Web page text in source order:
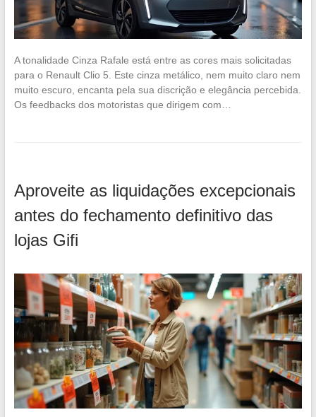
A tonalidade Cinza Rafale está entre as cores mais solicitadas
para o Renault Clio 5. Este cinza metálico, nem muito claro nem
muito escuro, encanta pela sua discrição e elegância percebida.
Os feedbacks dos motoristas que dirigem com…
Aproveite as liquidações excepcionais
antes do fechamento definitivo das
lojas Gifi